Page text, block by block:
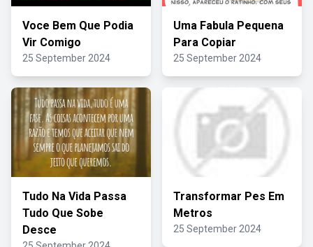
Voce Bem Que Podia
Vir Comigo
25 September 2024
Uma Fabula Pequena
Para Copiar
25 September 2024
Tudo Na Vida Passa
Tudo Que Sobe
Desce
Transformar Pes Em
Metros
25 September 2024